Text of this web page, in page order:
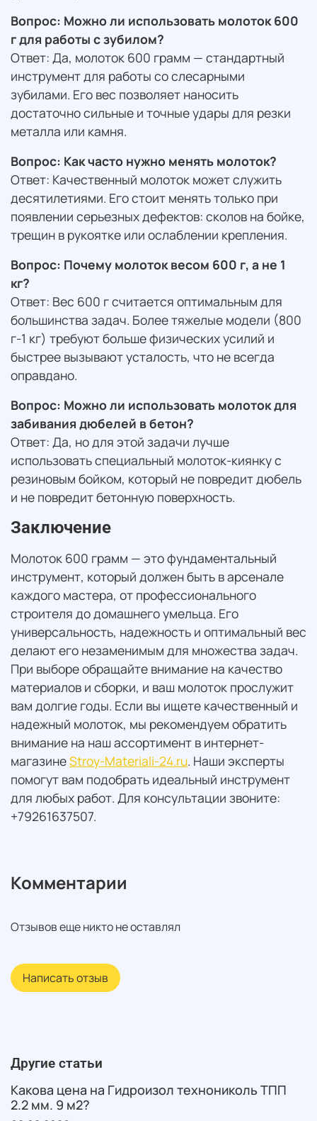
Вопрос: Можно ли использовать молоток 600
г для работы с зубилом?
Ответ: Да, молоток 600 грамм — стандартный
инструмент для работы со слесарными
зубилами. Его вес позволяет наносить
достаточно сильные и точные удары для резки
металла или камня.
Вопрос: Как часто нужно менять молоток?
Ответ: Качественный молоток может служить
десятилетиями. Его стоит менять только при
появлении серьезных дефектов: сколов на бойке,
трещин в рукоятке или ослаблении крепления.
Вопрос: Почему молоток весом 600 г, а не 1
кг?
Ответ: Вес 600 г считается оптимальным для
большинства задач. Более тяжелые модели (800
г-1 кг) требуют больше физических усилий и
быстрее вызывают усталость, что не всегда
оправдано.
Вопрос: Можно ли использовать молоток для
забивания дюбелей в бетон?
Ответ: Да, но для этой задачи лучше
использовать специальный молоток-киянку с
резиновым бойком, который не повредит дюбель
и не повредит бетонную поверхность.
Заключение
Молоток 600 грамм — это фундаментальный
инструмент, который должен быть в арсенале
каждого мастера, от профессионального
строителя до домашнего умельца. Его
универсальность, надежность и оптимальный вес
делают его незаменимым для множества задач.
При выборе обращайте внимание на качество
материалов и сборки, и ваш молоток прослужит
вам долгие годы. Если вы ищете качественный и
надежный молоток, мы рекомендуем обратить
внимание на наш ассортимент в интернет-
магазинеStroy-Materiali-24.ru. Наши эксперты
помогут вам подобрать идеальный инструмент
для любых работ. Для консультации звоните:
+79261637507.
Комментарии
Отзывов еще никто не оставлял
Написать отзыв
Другие статьи
Какова цена на Гидроизол технониколь ТПП
2.2 мм. 9 м2?